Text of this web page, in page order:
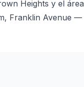
Heights y el
Franklin Avenue —